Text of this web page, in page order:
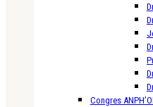
Congres